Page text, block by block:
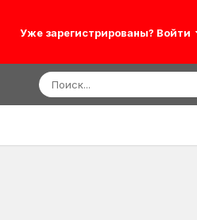
Уже зарегистрированы? Войти